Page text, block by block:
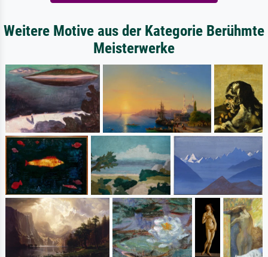
Weitere Motive aus der Kategorie Berühmte
Meisterwerke